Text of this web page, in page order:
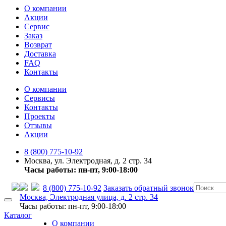
О компании
Акции
Сервис
Заказ
Возврат
Доставка
FAQ
Контакты
О компании
Сервисы
Контакты
Проекты
Отзывы
Акции
8 (800) 775-10-92
Москва, ул. Электродная, д. 2 стр. 34
Часы работы: пн-пт, 9:00-18:00
8 (800) 775-10-92 Заказать обратный звонок
Москва, Электродная улица, д. 2 стр. 34
Часы работы: пн-пт, 9:00-18:00
Каталог
О компании